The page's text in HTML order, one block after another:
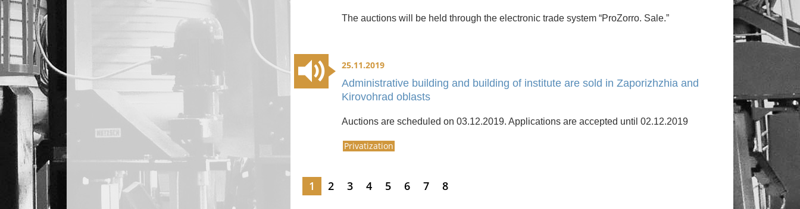
The auctions will be held through the electronic trade system “ProZorro. Sale.”
25.11.2019
Administrative building and building of institute are sold in Zaporizhzhia and
Kirovohrad oblasts
Auctions are scheduled on 03.12.2019. Applications are accepted until 02.12.2019
Privatization
1 2 3 4 5 6 7 8